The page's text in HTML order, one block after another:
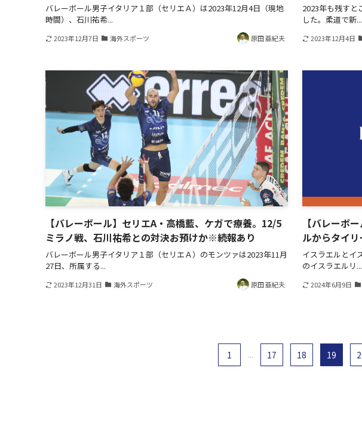
バレーボール男子イタリア１部（セリエＡ）は2023年12月4日（現地
時間）、石川祐希...
2023年12月7日 海外スポーツ 原田 亜紀夫
2023年も残すと
した。柔道で新...
2023年12月4日
【バレーボール】セリエA・高橋藍、ケガで療養。12/5
ミラノ戦、石川祐希との対決お預けか※続報あり
バレーボール男子イタリア１部（セリエＡ）のモンツァは2023年11月
27日、所属する...
2023年12月31日 海外スポーツ 原田 亜紀夫
【バレーボ
ルからタイ
イスラエルとイ
のイスラエルリ...
2024年6月9日
1 ... 17 18 19